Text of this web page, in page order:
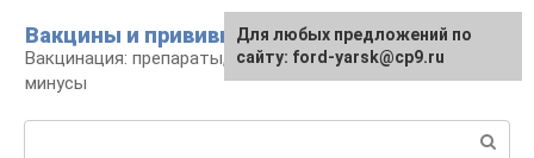
контенту
Вакцины и прививки
Вакцинация: препараты, график, плюсы и
минусы
Для любых предложений по
сайту: ford-yarsk@cp9.ru